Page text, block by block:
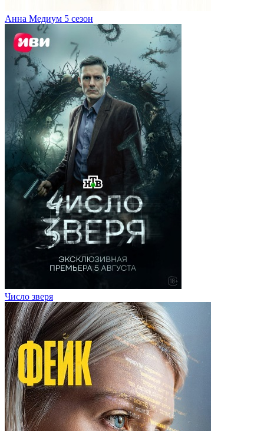
Анна Медиум 5 сезон
Число зверя